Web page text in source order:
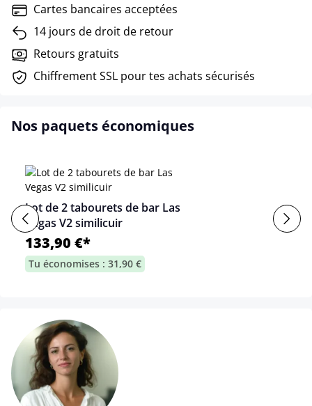
Cartes bancaires acceptées
14 jours de droit de retour
Retours gratuits
Chiffrement SSL pour tes achats sécurisés
Nos paquets économiques
Lot de 2 tabourets de bar Las
Vegas V2 similicuir
133,90 €*
Tu économises : 31,90 €